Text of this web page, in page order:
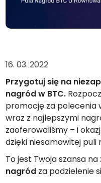
Znajdź swoją strategię
KriptoEarn
Zachowaj kryptowaluty
Zakup Cykliczny
Regularnie
Alerty cenowe
Aktualizacje cen
Przeglądaj aktywa
Odkryj możliwości
Analiza portfolio
16. 03. 2022
Przygotuj się na
nagród w BTC.
promocję za polecenia
wraz z najlepszymi
zaoferowaliśmy – i
dzięki niesamowitej
To jest Twoja szansa na
nagród za podzielenie